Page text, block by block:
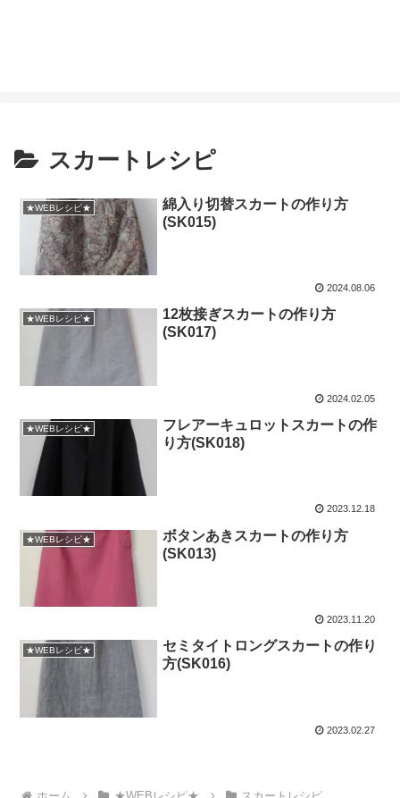
スカートレシピ
★WEBレシピ★
綿入り切替スカートの作り方
(SK015)
2024.08.06
★WEBレシピ★
12枚接ぎスカートの作り方
(SK017)
2024.02.05
★WEBレシピ★
フレアーキュロットスカートの作
り方(SK018)
2023.12.18
★WEBレシピ★
ボタンあきスカートの作り方
(SK013)
2023.11.20
★WEBレシピ★
セミタイトロングスカートの作り
方(SK016)
2023.02.27